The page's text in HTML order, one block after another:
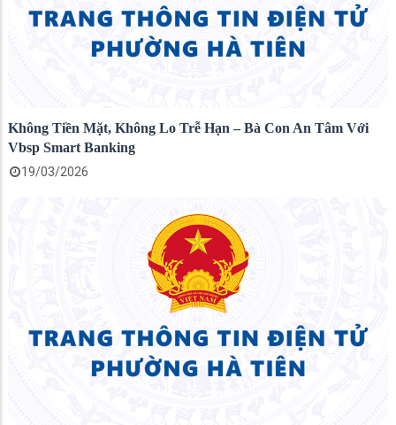
Không Tiền Mặt, Không Lo Trễ Hạn – Bà Con An Tâm Với
Vbsp Smart Banking
19/03/2026